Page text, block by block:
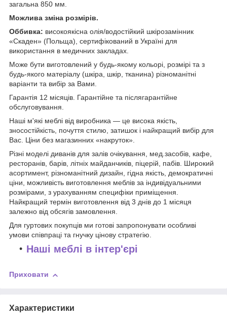
загальна 850 мм.
Можлива зміна розмірів.
Оббивка: високоякісна олія/водостійкий шкірозамінник
«Скаден» (Польща), сертифікований в Україні для
використання в медичних закладах.
Може бути виготовлений у будь-якому кольорі, розмірі та з
будь-якого матеріалу (шкіра, шкір, тканина) різноманітні
варіанти та вибір за Вами.
Гарантія 12 місяців. Гарантійне та післягарантійне
обслуговування.
Наші м'які меблі від виробника — це висока якість,
зносостійкість, почуття стилю, затишок і найкращий вибір для
Вас. Ціни без магазинних «накруток».
Різні моделі диванів для залів очікування, мед.засобів, кафе,
ресторанів, барів, літніх майданчиків, піцерій, пабів. Широкий
асортимент, різноманітний дизайн, гідна якість, демократичні
ціни, можливість виготовлення меблів за індивідуальними
розмірами, з урахуванням специфіки приміщення.
Найкращий термін виготовлення від 3 днів до 1 місяця
залежно від обсягів замовлення.
Для гуртових покупців ми готові запропонувати особливі
умови співпраці та гнучку цінову стратегію.
Наші меблі в інтер'єрі
Приховати
Характеристики